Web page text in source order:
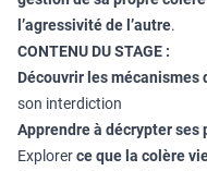
l’agressivité de l’autre.
CONTENU DU STAGE :
Découvrir les mécanismes
son interdiction
Apprendre à décrypter
Explorerce que la colère